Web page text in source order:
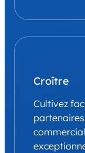
Croître
Cultivez